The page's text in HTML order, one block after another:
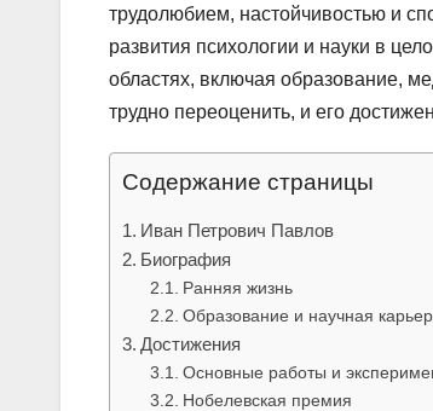
трудолюбием, настойчивостью и
развития психологии и науки в
областях, включая образование,
трудно переоценить, и его
Содержание страницы
Иван Петрович Павлов
Биография
Ранняя жизнь
Образование и научная
Достижения
Основные работы и
Нобелевская премия